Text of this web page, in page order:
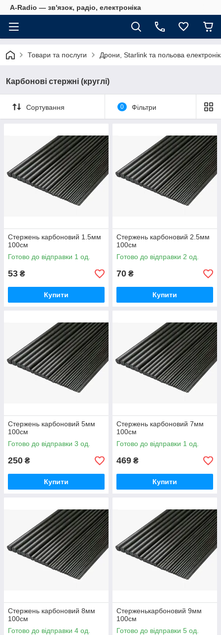
A-Radio — зв'язок, радіо, електроніка
Товари та послуги Дрони, Starlink та польова
Карбонові стержні (круглі)
Сортування 0 Фільтри
Стержень карбоновий 1.5мм
100см
Готово до відправки 1 од.
53 ₴
Купити
Стержень карбоновий 2.5мм
100см
Готово до відправки 2 од.
70 ₴
Купити
Стержень карбоновий 5мм
100см
Готово до відправки 3 од.
250 ₴
Купити
Стержень карбоновий 7мм
100см
Готово до відправки 1 од.
469 ₴
Купити
Стержень карбоновий 8мм
100см
Готово до відправки 4 од.
Стерженькарбоновий 9мм
100см
Готово до відправки 5 од.